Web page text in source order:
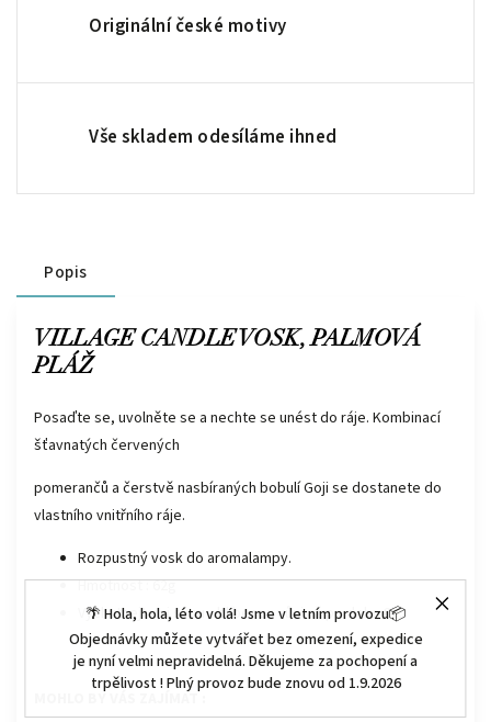
🌴 Hola, hola, léto volá! Jsme v letním provozu📦
Objednávky můžete vytvářet bez omezení, expedice
je nyní velmi nepravidelná. Děkujeme za pochopení a
trpělivost ! Plný provoz bude znovu od 1.9.2026
Originální české motivy
Vše skladem odesíláme ihned
Popis
VILLAGE CANDLE VOSK, PALMOVÁ
PLÁŽ
Posaďte se, uvolněte se a nechte se unést do ráje. Kombinací
šťavnatých červených
pomerančů a čerstvě nasbíraných bobulí Goji se dostanete do
vlastního vnitřního ráje.
Rozpustný vosk do aromalampy.
Hmotnost : 62g
Vychutnejte si svou oblíbenou vůni až po dobu 8h.
MOHLO BY VÁS ZAJÍMAT :